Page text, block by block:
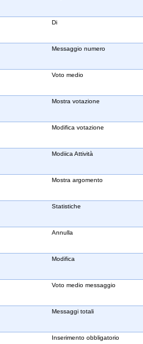
Di
Messaggio numero
Voto medio
Mostra votazione
Modifica votazione
Modiica Attività
Mostra argomento
Statistiche
Annulla
Modifica
Voto medio messaggio
Messaggi totali
Inserimento obbligatorio